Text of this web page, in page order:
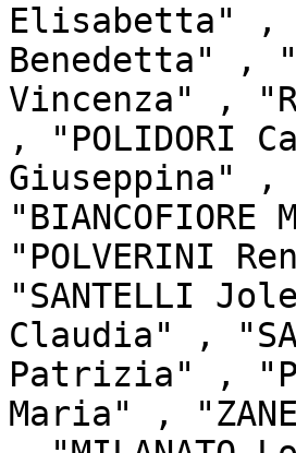
Elisabetta" ,
Benedetta" ,
Vincenza" ,
, "POLIDORI
Giuseppina" ,
"POLVERINI
"SANTELLI
Claudia" ,
Patrizia" ,
Maria" ,